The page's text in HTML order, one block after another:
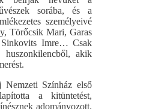
sorába, és a
személyeivé
Törőcsik Mari, Garas
Imre… Csak
akik
Színház első
a kitüntetést,
adományozott.